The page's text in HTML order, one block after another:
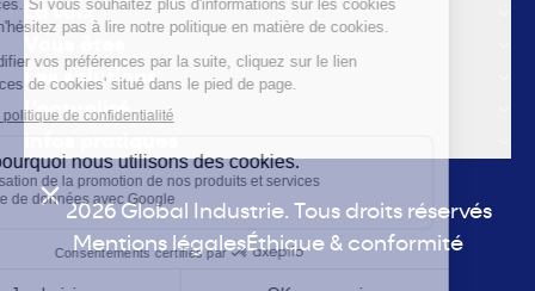
La voix
Les solutions
L'actualité
© 2026 Global Industrie. Tous droits réservés
Mentions légalesÉthique & conformité